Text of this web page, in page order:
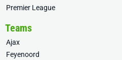
Premier League
Teams
Ajax
Feyenoord